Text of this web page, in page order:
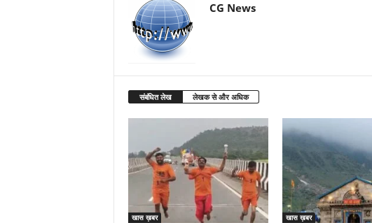
CG News
संबंधित लेख लेखक से और अधिक
खास ख़बर खास ख़बर